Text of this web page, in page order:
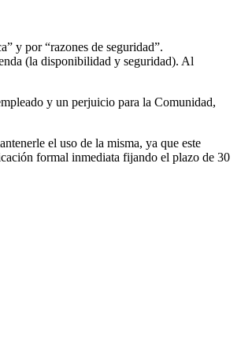
y por “razones de seguridad”.
(la disponibilidad y seguridad). Al
y un perjuicio para la Comunidad,
el uso de la misma, ya que este
formal inmediata fijando el plazo de 30